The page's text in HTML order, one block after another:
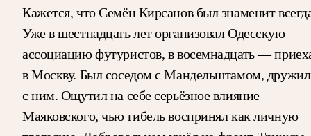
Кажется, что Семён Кирсанов был знаменит
Уже в шестнадцать лет организовал Одесскую
ассоциацию футуристов, в восемнадцать —
в Москву. Был соседом с Мандельштамом, дружил
с ним. Ощутил на себе серьёзное влияние
Маяковского, чью гибель воспринял как личную